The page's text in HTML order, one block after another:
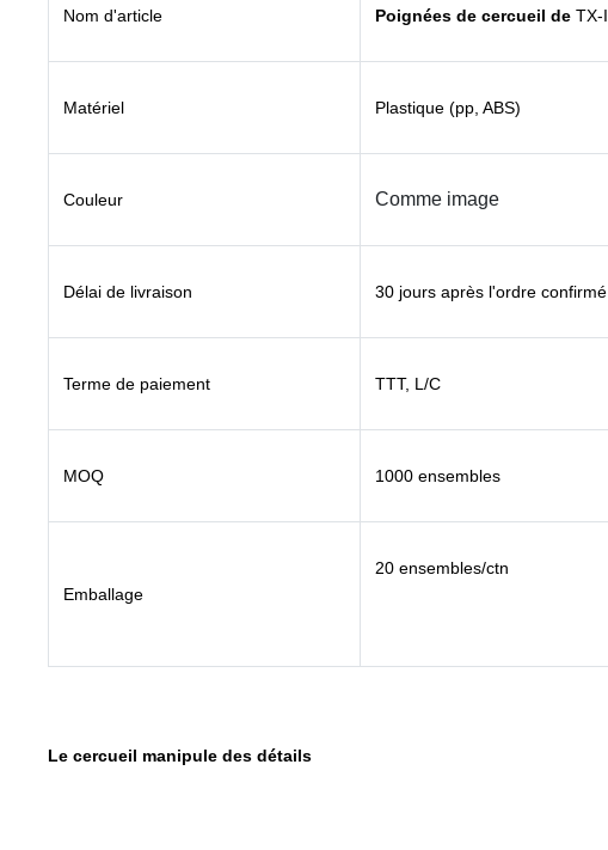
Nom d'article Poignées de cercueil de TX-I
Matériel Plastique (pp, ABS)
Couleur Comme image
Délai de livraison 30 jours après l'ordre confirmé
Terme de paiement TTT, L/C
MOQ 1000 ensembles
Emballage
20 ensembles/ctn
Le cercueil manipule des détails